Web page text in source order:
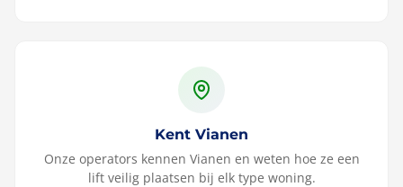
Kent Vianen
Onze operators kennen Vianen en weten hoe ze een
lift veilig plaatsen bij elk type woning.